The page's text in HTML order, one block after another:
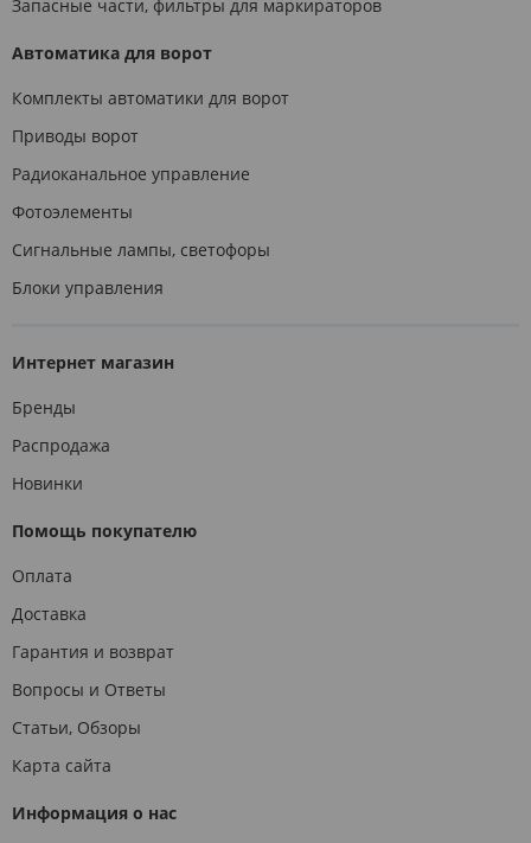
Запасные части, фильтры для маркираторов
Автоматика для ворот
Комплекты автоматики для ворот
Приводы ворот
Радиоканальное управление
Фотоэлементы
Сигнальные лампы, светофоры
Блоки управления
Интернет магазин
Бренды
Распродажа
Новинки
Помощь покупателю
Оплата
Доставка
Гарантия и возврат
Вопросы и Ответы
Статьи, Обзоры
Карта сайта
Информация о нас